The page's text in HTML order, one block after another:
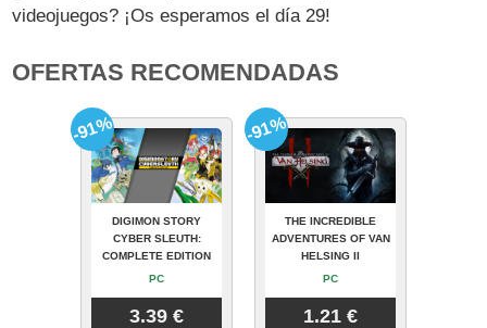
videojuegos? ¡Os esperamos el día 29!
OFERTAS RECOMENDADAS
DIGIMON STORY
CYBER SLEUTH:
COMPLETE EDITION
PC
3.39 €
-91%
THE INCREDIBLE
ADVENTURES OF VAN
HELSING II
PC
1.21 €
-91%